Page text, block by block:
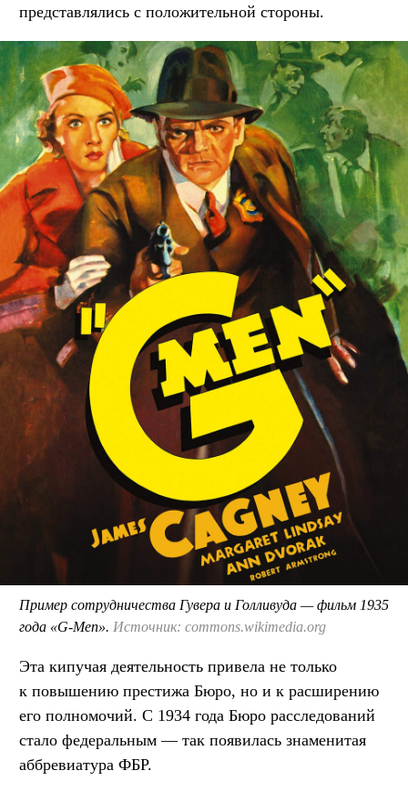
представлялись с положительной стороны.
Пример сотрудничества Гувера и Голливуда — фильм 1935
года «G-Men». Источник: commons.wikimedia.org
Эта кипучая деятельность привела не только
к повышению престижа Бюро, но и к расширению
его полномочий. С 1934 года Бюро расследований
стало федеральным — так появилась знаменитая
аббревиатура ФБР.